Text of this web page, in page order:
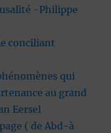
-Philippe
conciliant
qui
au grand
Eersel
( de Abd-à